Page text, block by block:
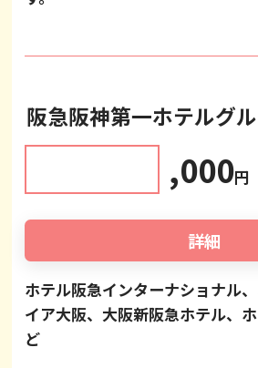
阪急阪神第一ホテルグ
,000円
詳細
ホテル阪急インターナショナル
イア大阪、大阪新阪急ホテル、
ど